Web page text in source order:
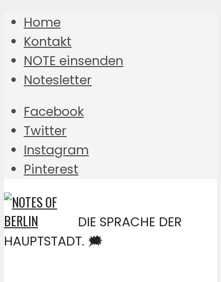
Home
Kontakt
NOTE einsenden
Notesletter
Facebook
Twitter
Instagram
Pinterest
DIE SPRACHE DER
HAUPTSTADT. 🗯️